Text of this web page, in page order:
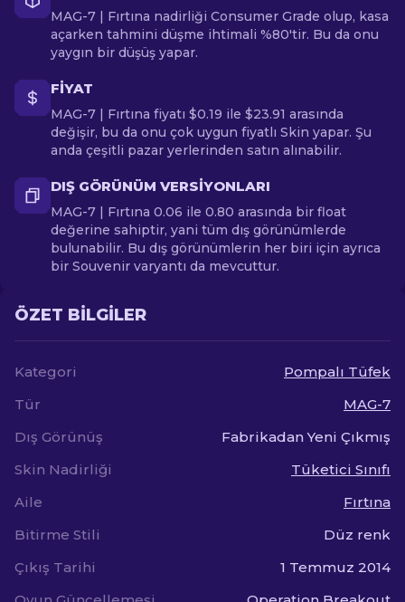
MAG-7 | Fırtına nadirliği Consumer Grade olup, kasa
açarken tahmini düşme ihtimali %80'tir. Bu da onu
yaygın bir düşüş yapar.
FIYAT
MAG-7 | Fırtına fiyatı $0.19 ile $23.91 arasında
değişir, bu da onu çok uygun fiyatlı Skin yapar. Şu
anda çeşitli pazar yerlerinden satın alınabilir.
DIŞ GÖRÜNÜM VERSIYONLARI
MAG-7 | Fırtına 0.06 ile 0.80 arasında bir float
değerine sahiptir, yani tüm dış görünümlerde
bulunabilir. Bu dış görünümlerin her biri için ayrıca
bir Souvenir varyantı da mevcuttur.
ÖZET BILGILER
Kategori
Pompalı Tüfek
Tür
MAG-7
Dış Görünüş
Fabrikadan Yeni Çıkmış
Skin Nadirliği
Tüketici Sınıfı
Aile
Fırtına
Bitirme Stili
Düz renk
Çıkış Tarihi
1 Temmuz 2014